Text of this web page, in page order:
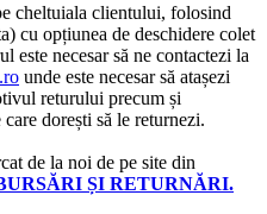
cheltuiala clientului, folosind
cu opțiunea de deschidere colet
este necesar să ne contactezi la
unde este necesar să atașezi
returului precum și
dorești să le returnezi.
de la noi de pe site din
ȘI RETURNĂRI.